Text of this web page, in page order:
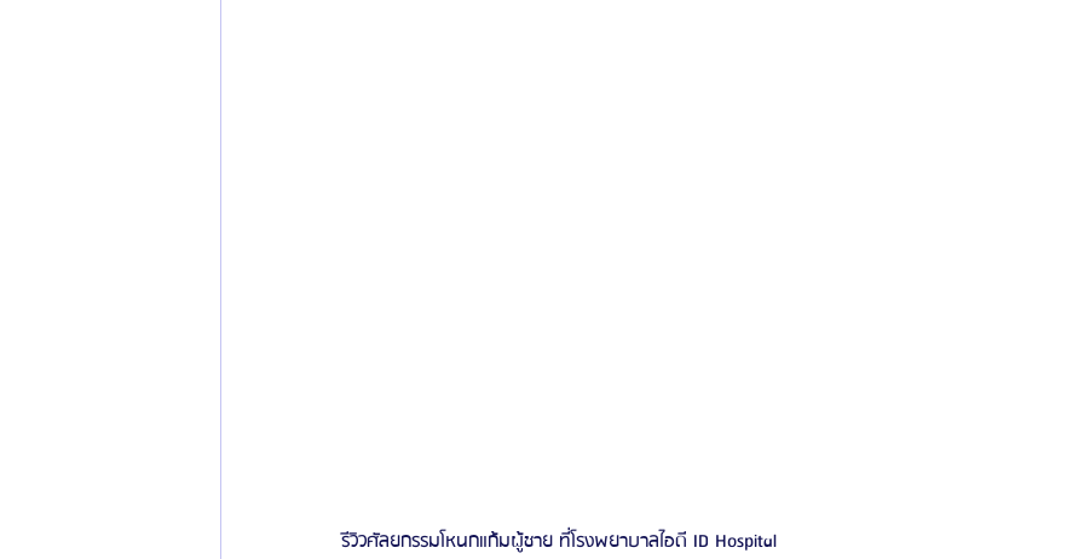
รีวิวศัลยกรรมโหนกแก้มผู้ชาย ที่โรงพยาบาลไอดี ID Hospital